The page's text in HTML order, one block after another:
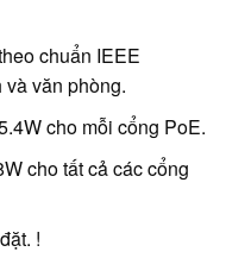
chuẩn IEEE
văn phòng.
cho mỗi cổng PoE.
cho tất cả các cổng
!